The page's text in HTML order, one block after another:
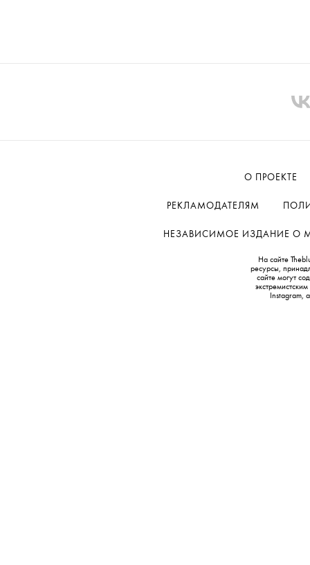
О ПРОЕКТЕ
РЕКЛАМОДАТЕЛЯМ
НЕЗАВИСИМОЕ ИЗДАНИЕ О
На сайте
ресурсы,
сайте могут
Instagram,